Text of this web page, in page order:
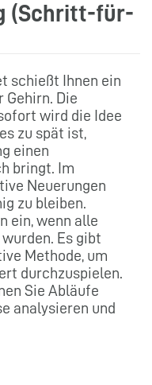
(Schritt-für-
schießt Ihnen ein
Die
wird die Idee
zu spät ist,
einen
bringt. Im
Neuerungen
zu bleiben.
ein, wenn alle
Es gibt
Methode, um
durchzuspielen.
Sie Abläufe
analysieren und